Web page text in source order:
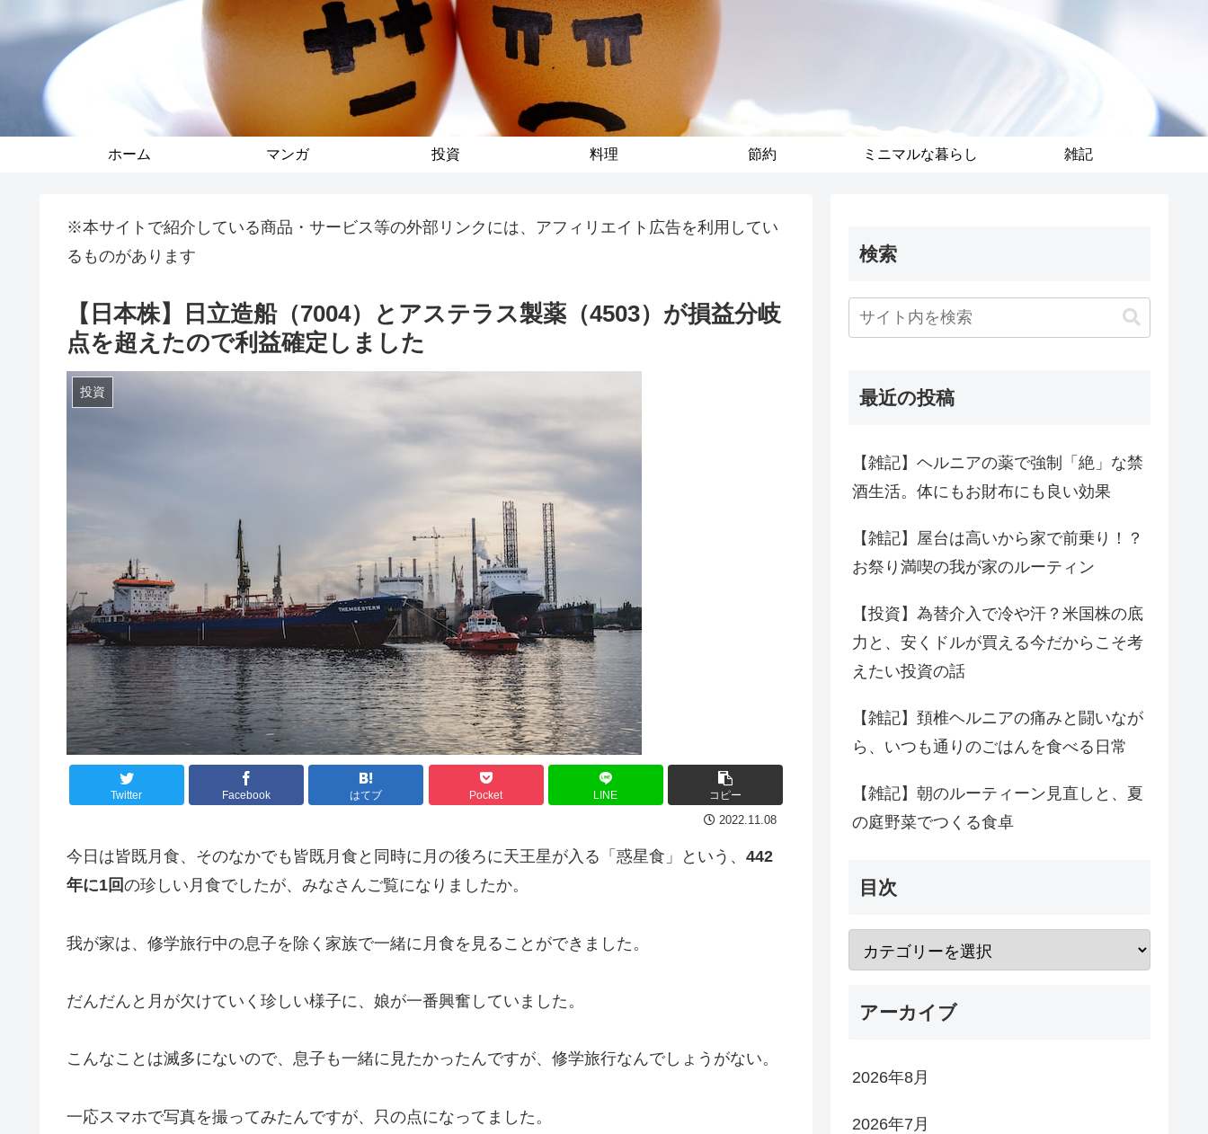
ホーム マンガ 投資 料理 節約 ミニマルな暮らし 雑記
※本サイトで紹介している商品・サービス等の外部リンクには、アフィリエイト広告を利用してい
るものがあります
【日本株】日立造船（7004）とアステラス製薬（4503）が損益分岐
点を超えたので利益確定しました
投資
Twitter Facebook はてブ Pocket LINE コピー
2022.11.08
今日は皆既月食、そのなかでも皆既月食と同時に月の後ろに天王星が入る「惑星食」という、 442
年に1回の珍しい月食でしたが、みなさんご覧になりましたか。
我が家は、修学旅行中の息子を除く家族で一緒に月食を見ることができました。
だんだんと月が欠けていく珍しい様子に、娘が一番興奮していました。
こんなことは滅多にないので、息子も一緒に見たかったんですが、修学旅行なんでしょうがない。
一応スマホで写真を撮ってみたんですが、只の点になってました。
検索
最近の投稿
【雑記】ヘルニアの薬で強制「絶」な禁
酒生活。体にもお財布にも良い効果
【雑記】屋台は高いから家で前乗り！？
お祭り満喫の我が家のルーティン
【投資】為替介入で冷や汗？米国株の底
力と、安くドルが買える今だからこそ考
えたい投資の話
【雑記】頚椎ヘルニアの痛みと闘いなが
ら、いつも通りのごはんを食べる日常
【雑記】朝のルーティーン見直しと、夏
の庭野菜でつくる食卓
目次
アーカイブ
2026年8月
2026年7月